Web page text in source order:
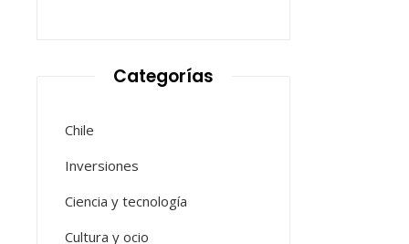
Categorías
Chile
Inversiones
Ciencia y tecnología
Cultura y ocio